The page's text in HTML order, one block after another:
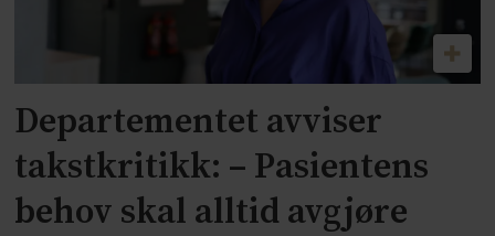
Departementet avviser
takstkritikk: – Pasientens
behov skal alltid avgjøre